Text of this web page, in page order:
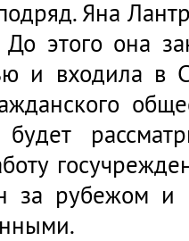
Яна
этого она
и входила в
за рубежом и